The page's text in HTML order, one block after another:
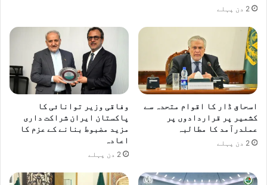
2 دن پہلے
اسحاق ڈار کا اقوام متحدہ سے
کشمیر پر قراردادوں پر
عملدرآمد کا مطالبہ
2 دن پہلے
وفاقی وزیر توانائی کا
پاکستان ایران شراکت داری
مزید مضبوط بنانے کے عزم کا
اعادہ
2 دن پہلے